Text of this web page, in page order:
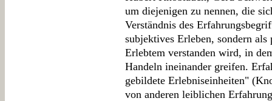
um diejenigen zu nennen, die
Verständnis des
subjektives Erleben, sondern als
Erlebtem verstanden wird, in
Handeln ineinander greifen.
gebildete Erlebniseinheiten"
von anderen leiblichen